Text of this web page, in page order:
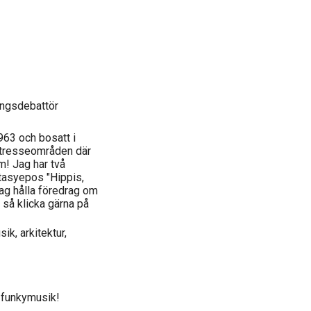
och bosatt i
där
Jag har två
"Hippis,
hålla föredrag om
klicka gärna på
arkitektur,